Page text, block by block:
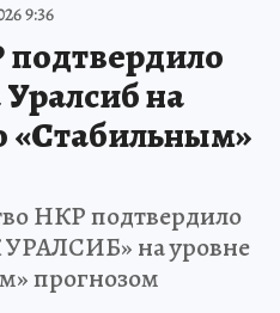
9:36
на
«Стабильным»
НКР подтвердило
на уровне
прогнозом